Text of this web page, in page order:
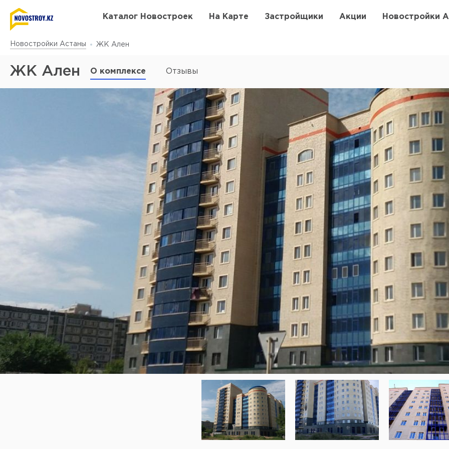
Каталог Новостроек На Карте Застройщики Акции Новостройки
Новостройки Астаны ЖК Ален
ЖК Ален О комплексе Отзывы